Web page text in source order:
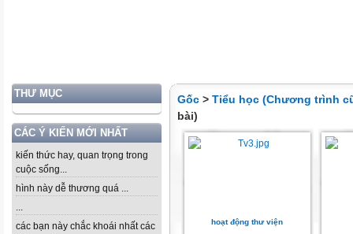
THƯ MỤC
CÁC Ý KIẾN MỚI NHẤT
kiến thức hay, quan trọng trong
cuộc sống...
hình này dễ thương quá ...
...
các bạn này chắc khoái nhất các
Gốc > Tiểu học (Chương trình
bài)
hoạt động thư viện